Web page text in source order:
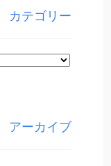
カテゴリー
アーカイブ